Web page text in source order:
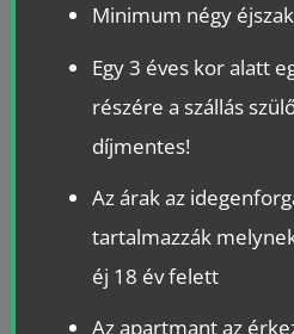
Minimum négy
Egy 3 éves kor alatt
részére a szállás
díjmentes!
Az árak az
tartalmazzák
éj 18 év felett
Az apartmant az